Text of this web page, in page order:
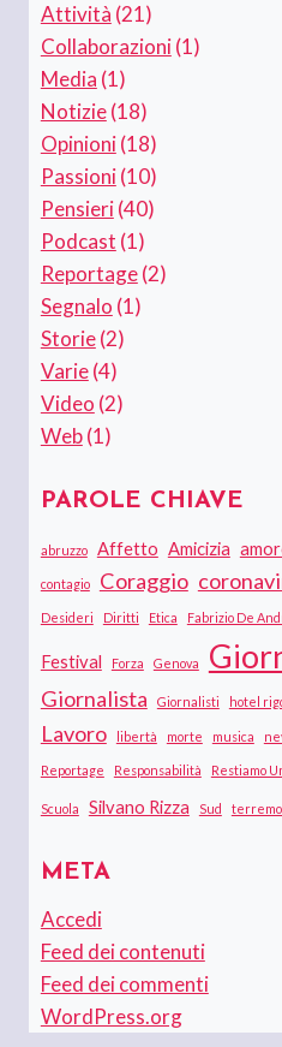
Attività (21)
Collaborazioni(1)
Media (1)
Notizie(18)
Opinioni(18)
Passioni(10)
Pensieri(40)
Podcast (1)
Reportage(2)
Segnalo (1)
Storie(2)
Varie(4)
Video (2)
Web(1)
PAROLE CHIAVE
abruzzo Affetto Amicizia
contagio Coraggio
Desideri Diritti Etica Fabrizio De
Festival Forza Genova
Giornalista Giornalisti hotel
Lavoro libertà morte musica
Reportage Responsabilità Restiamo
Scuola Silvano Rizza Sud
META
Accedi
Feed dei contenuti
Feed dei commenti
WordPress.org